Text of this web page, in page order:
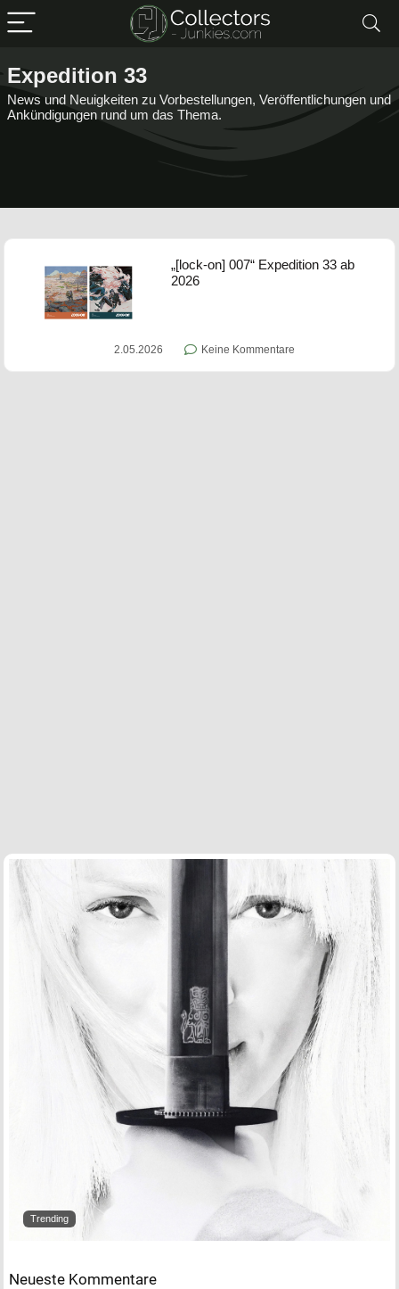
Expedition 33
News und Neuigkeiten zu Vorbestellungen, Veröffentlichungen und
Ankündigungen rund um das Thema.
„[lock-on] 007“ Expedition 33 ab
2026
2.05.2026 Keine Kommentare
Trending
Neueste Kommentare